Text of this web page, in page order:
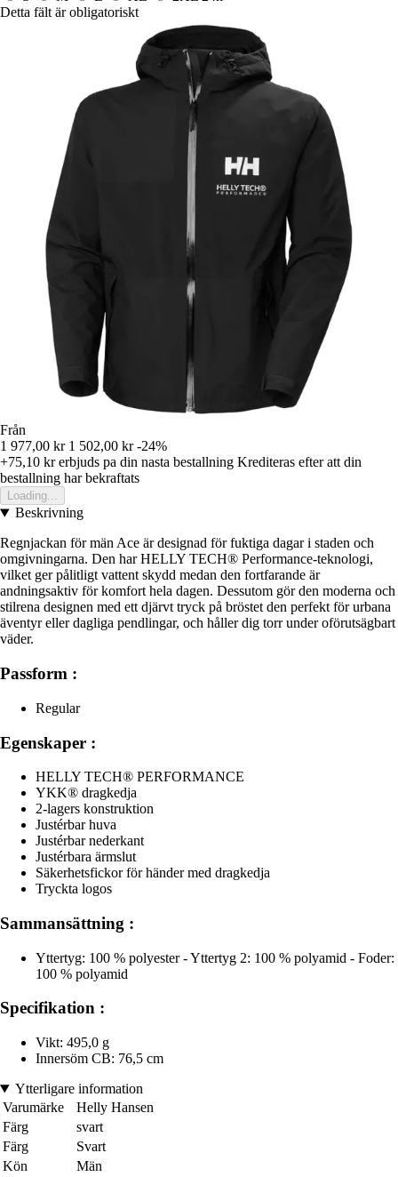
Detta fält är obligatoriskt
Från
1 977,00 kr 1 502,00 kr -24%
+75,10 krerbjuds pa din nasta bestallning Krediteras efter att din
bestallning har bekraftats
Loading...
Beskrivning
Regnjackan för män Ace är designad för fuktiga dagar i staden och
omgivningarna. Den har HELLY TECH® Performance-teknologi,
vilket ger pålitligt vattent skydd medan den fortfarande är
andningsaktiv för komfort hela dagen. Dessutom gör den moderna och
stilrena designen med ett djärvt tryck på bröstet den perfekt för urbana
äventyr eller dagliga pendlingar, och håller dig torr under oförutsägbart
väder.
Passform :
Regular
Egenskaper :
HELLY TECH® PERFORMANCE
YKK® dragkedja
2-lagers konstruktion
Justérbar huva
Justérbar nederkant
Justérbara ärmslut
Säkerhetsfickor för händer med dragkedja
Tryckta logos
Sammansättning :
Yttertyg: 100 % polyester - Yttertyg 2: 100 % polyamid - Foder:
100 % polyamid
Specifikation :
Vikt: 495,0 g
Innersöm CB: 76,5 cm
Ytterligare information
Varumärke
Helly Hansen
Färg
svart
Färg
Svart
Kön
Män